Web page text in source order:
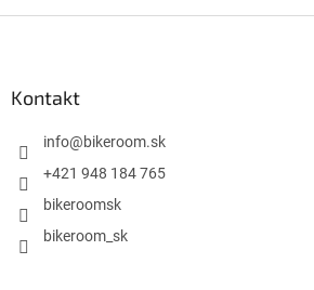
Kontakt
info@bikeroom.sk
+421 948 184 765
bikeroomsk
bikeroom_sk